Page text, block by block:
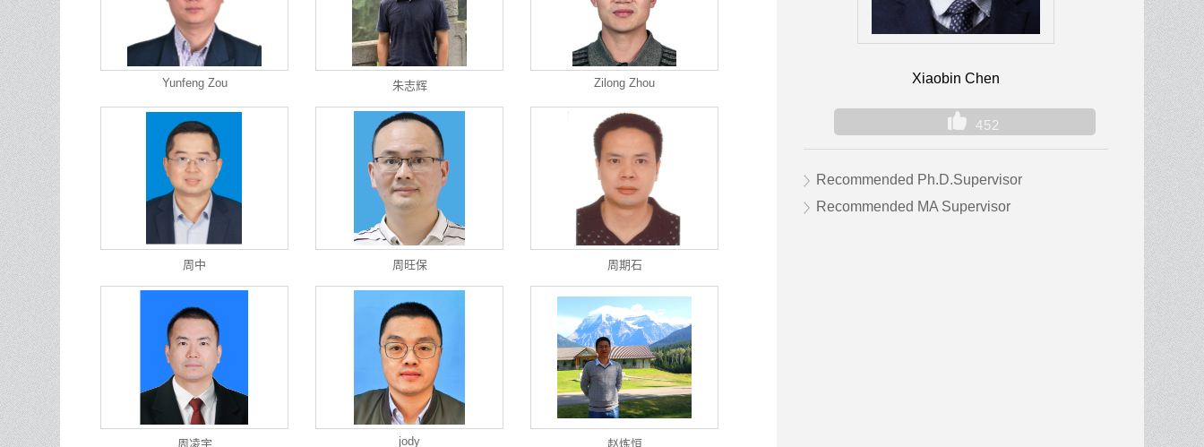
Yunfeng Zou 朱志辉 Zilong Zhou
周中 周旺保 周期石
周凌宇 jody 赵炼恒
Xiaobin Chen
452
Recommended Ph.D.Supervisor
Recommended MA Supervisor